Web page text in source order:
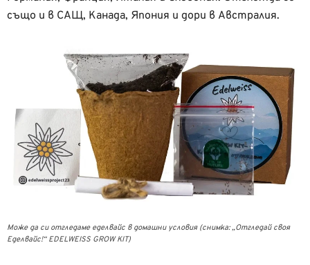
също и в САЩ, Канада, Япония и дори в Австралия.
Може да си отгледаме еделвайс в домашни условия (снимка: „Отгледай своя
Еделвайс!“ EDELWEISS GROW KIT)